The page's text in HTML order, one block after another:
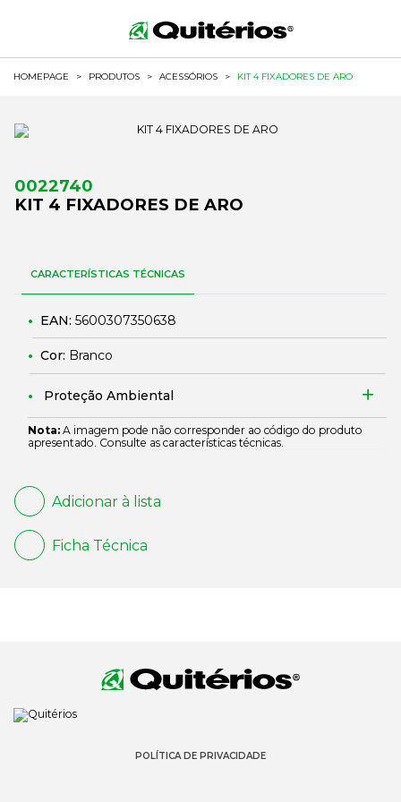
HOMEPAGE > PRODUTOS > ACESSÓRIOS > KIT 4 FIXADORES DE ARO
0022740
KIT 4 FIXADORES DE ARO
CARACTERÍSTICAS TÉCNICAS
EAN: 5600307350638
Cor: Branco
Proteção Ambiental
Nota: A imagem pode não corresponder ao código do produto
apresentado. Consulte as características técnicas.
Adicionar à lista
Ficha Técnica
POLÍTICA DE PRIVACIDADE